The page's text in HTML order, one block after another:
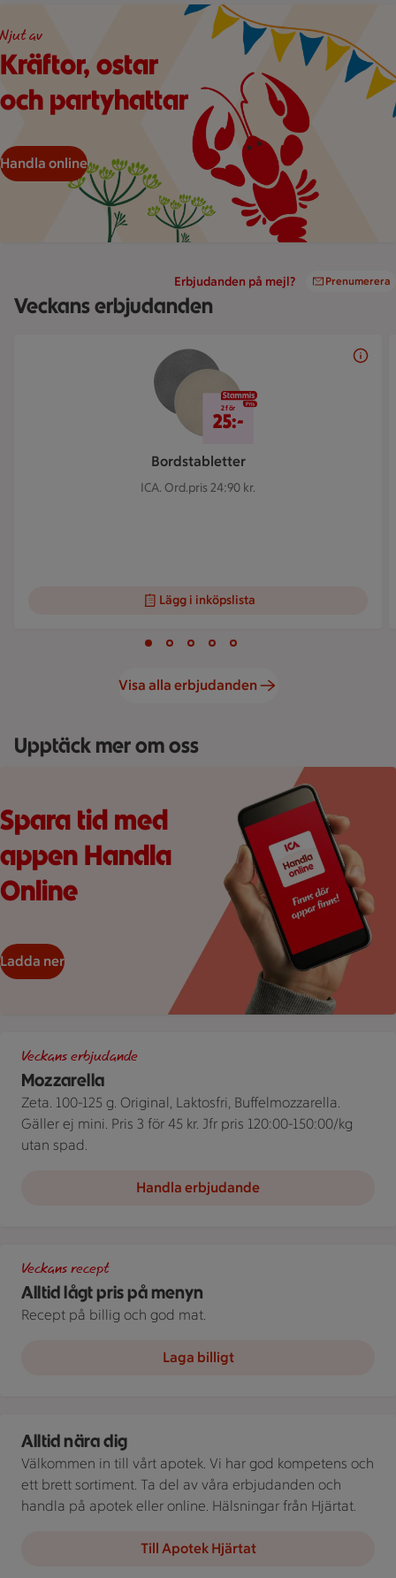
Illustration av en kräfta och två dillkvistar under hängande
Kräftor, ostar
och partyhattar
Njut av
Handla online
Erbjudanden på mejl? Prenumerera
Veckans erbjudanden
Bildspel med 5 bilder.
Bordstabletter
ICA. Ord.pris 24:90 kr.
2 för 25 kr
2 för
25:-
Lägg i inköpslista
Bild 1 av 5
Bild 2 av 5
Bild 3 av 5Bild 4 av 5
Visa alla erbjudanden
Upptäck mer om oss
Hand håller smartphone med ICA Handla online-app och
Spara tid med
appen Handla
Online
Ladda ner
Mozzarella
Veckans erbjudande
Zeta. 100-125 g. Original, Laktosfri, Buffelmozzarella.
Gäller ej mini. Pris 3 för 45 kr. Jfr pris 120:00-150:00/kg
utan spad.
Handla erbjudande
Alltid lågt pris på menyn
Veckans recept
Recept på billig och god mat.
Laga billigt
Alltid nära dig
Välkommen in till vårt apotek. Vi har god kompetens och
ett brett sortiment. Ta del av våra erbjudanden och
handla på apotek eller online. Hälsningar från Hjärtat.
Till Apotek Hjärtat